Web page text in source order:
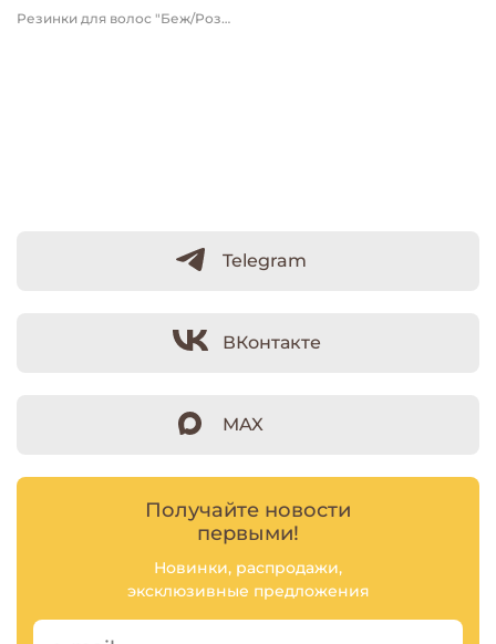
Резинки для волос "Беж/Роза" 4 шт
Telegram
ВКонтакте
MAX
Получайте новости
первыми!
Новинки, распродажи,
эксклюзивные предложения